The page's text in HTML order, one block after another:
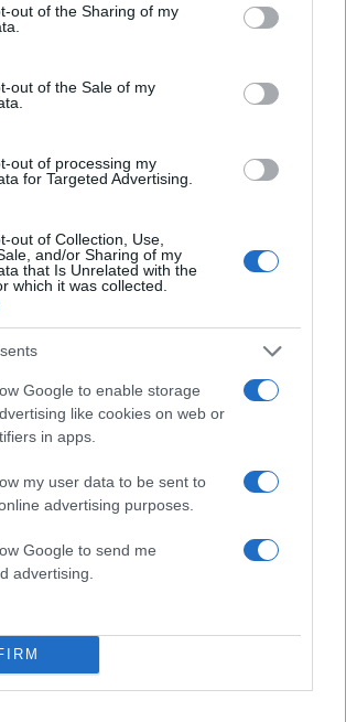
visit or usage behaviour. You may click to
to Google and its third-party tags to
below specified purposes in below Google
out of the Sharing of my
out of the Sale of my
out of processing my
for Targeted Advertising.
out of Collection, Use,
and/or Sharing of my
that Is Unrelated with the
which it was collected.
Google to enable storage
like cookies on web or
in apps.
my user data to be sent to
advertising purposes.
Google to send me
advertising.
εμπλουτισμένου ουρανίου, τη
εμπλουτισμού,
στην παραγωγή πυραύλων και τη
του Ιράν προς τους
του στην περιοχή»,